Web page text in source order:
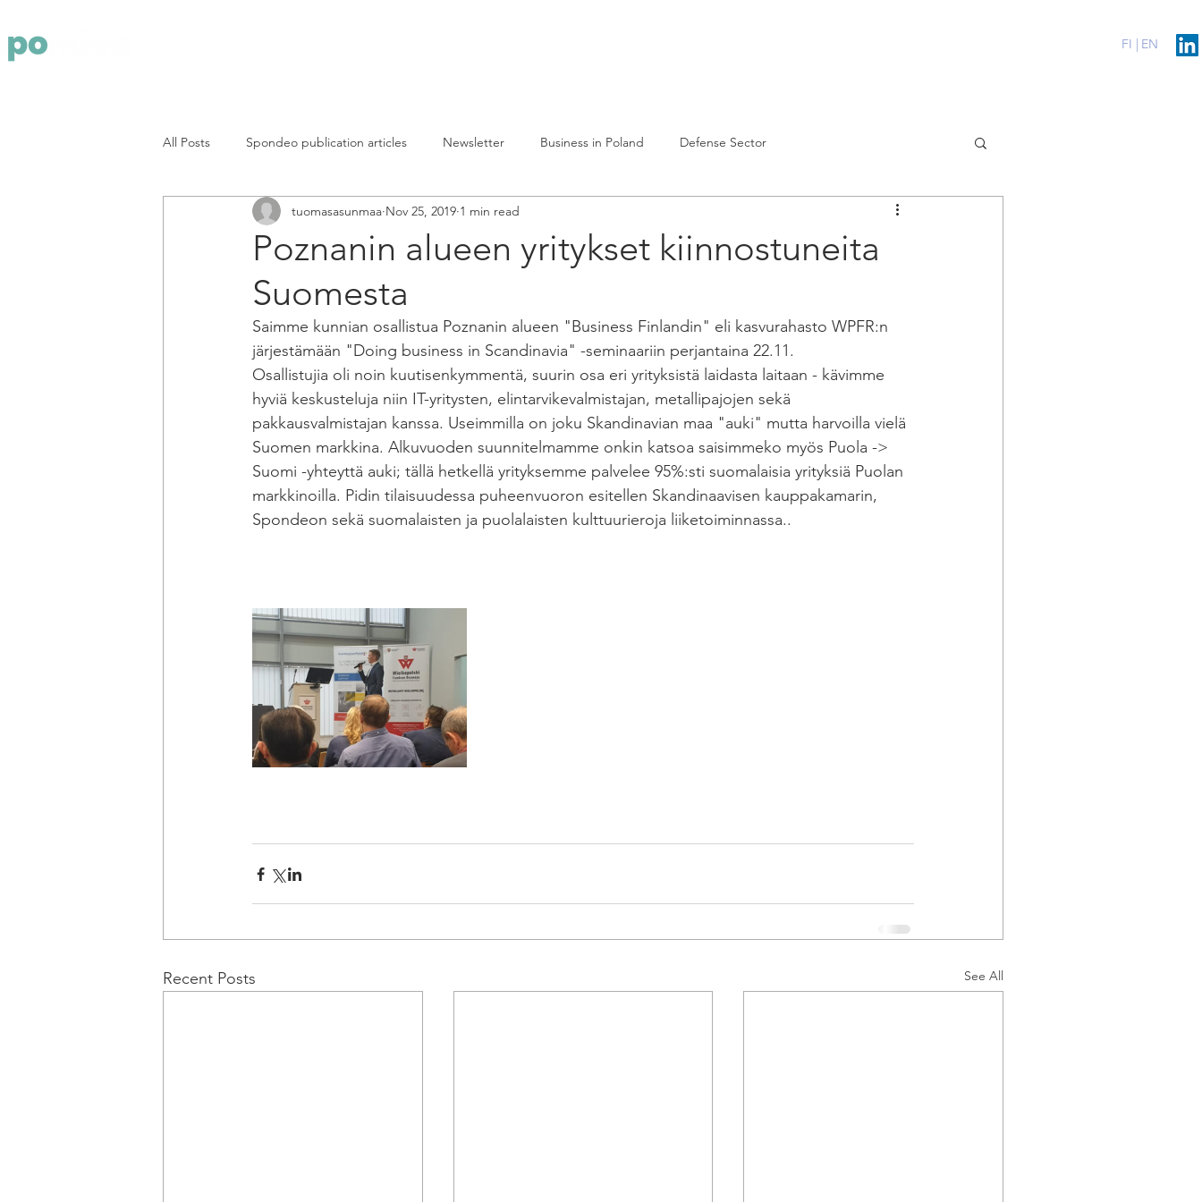
FI | EN
All Posts Spondeo publication articles Newsletter Business in Poland Defense Sector
Poznanin alueen yritykset kiinnostuneita
Suomesta
tuomasasunmaa Nov 25, 2019 1 min read
Saimme kunnian osallistua Poznanin alueen "Business Finlandin" eli kasvurahasto WPFR:n
järjestämään "Doing business in Scandinavia" -seminaariin perjantaina 22.11.
Osallistujia oli noin kuutisenkymmentä, suurin osa eri yrityksistä laidasta laitaan - kävimme
hyviä keskusteluja niin IT-yritysten, elintarvikevalmistajan, metallipajojen sekä
pakkausvalmistajan kanssa. Useimmilla on joku Skandinavian maa "auki" mutta harvoilla vielä
Suomen markkina. Alkuvuoden suunnitelmamme onkin katsoa saisimmeko myös Puola ->
Suomi -yhteyttä auki; tällä hetkellä yrityksemme palvelee 95%:sti suomalaisia yrityksiä Puolan
markkinoilla. Pidin tilaisuudessa puheenvuoron esitellen Skandinaavisen kauppakamarin,
Spondeon sekä suomalaisten ja puolalaisten kulttuurieroja liiketoiminnassa..
Recent Posts See All